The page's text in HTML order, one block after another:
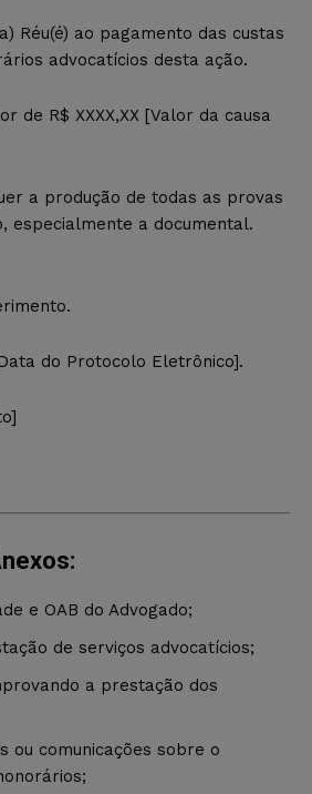
Réu(é) ao pagamento das custas
advocatícios desta ação.
de R$ XXXX,XX [Valor da causa
a produção de todas as provas
especialmente a documental.
do Protocolo Eletrônico].
e OAB do Advogado;
de serviços advocatícios;
a prestação dos
ou comunicações sobre o